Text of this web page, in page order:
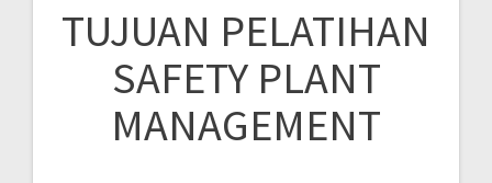
TUJUAN PELATIHAN
SAFETY PLANT
MANAGEMENT